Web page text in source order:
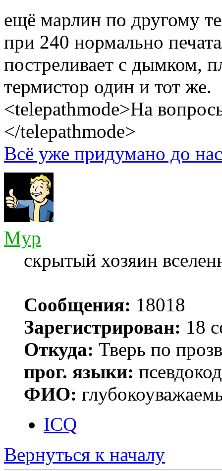
ещё марлин по другому
при 240 нормально
постреливает с дымком,
термистор один и тот же.
<telepathmode>На
</telepathmode>
Всё уже придумано до
Myp
скрытый хозяин
Сообщения: 18018
Зарегистрирован: 18
Откуда: Тверь по
прог. языки:
ФИО:
ICQ
Вернуться к началу